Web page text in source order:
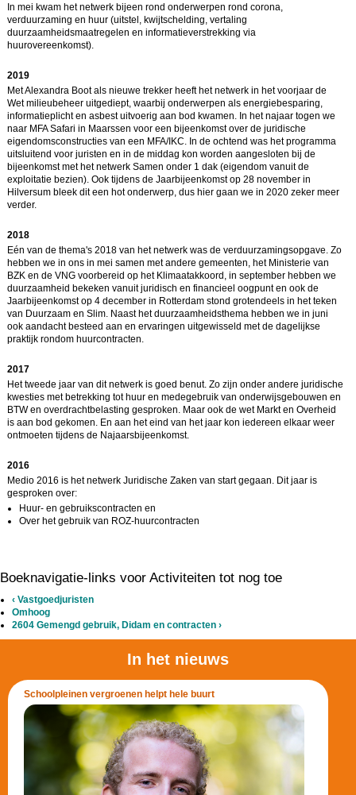
In mei kwam het netwerk bijeen rond onderwerpen rond corona,
verduurzaming en huur (uitstel, kwijtschelding, vertaling
duurzaamheidsmaatregelen en informatieverstrekking via
huurovereenkomst).
2019
Met Alexandra Boot als nieuwe trekker heeft het netwerk in het voorjaar de
Wet milieubeheer uitgediept, waarbij onderwerpen als energiebesparing,
informatieplicht en asbest uitvoerig aan bod kwamen. In het najaar togen we
naar MFA Safari in Maarssen voor een bijeenkomst over de juridische
eigendomsconstructies van een MFA/IKC. In de ochtend was het programma
uitsluitend voor juristen en in de middag kon worden aangesloten bij de
bijeenkomst met het netwerk Samen onder 1 dak (eigendom vanuit de
exploitatie bezien). Ook tijdens de Jaarbijeenkomst op 28 november in
Hilversum bleek dit een hot onderwerp, dus hier gaan we in 2020 zeker meer
verder.
2018
Eén van de thema's 2018 van het netwerk was de verduurzamingsopgave. Zo
hebben we in ons in mei samen met andere gemeenten, het Ministerie van
BZK en de VNG voorbereid op het Klimaatakkoord, in september hebben we
duurzaamheid bekeken vanuit juridisch en financieel oogpunt en ook de
Jaarbijeenkomst op 4 december in Rotterdam stond grotendeels in het teken
van Duurzaam en Slim. Naast het duurzaamheidsthema hebben we in juni
ook aandacht besteed aan en ervaringen uitgewisseld met de dagelijkse
praktijk rondom huurcontracten.
2017
Het tweede jaar van dit netwerk is goed benut. Zo zijn onder andere juridische
kwesties met betrekking tot huur en medegebruik van onderwijsgebouwen en
BTW en overdrachtbelasting gesproken. Maar ook de wet Markt en Overheid
is aan bod gekomen. En aan het eind van het jaar kon iedereen elkaar weer
ontmoeten tijdens de Najaarsbijeenkomst.
2016
Medio 2016 is het netwerk Juridische Zaken van start gegaan. Dit jaar is
gesproken over:
Huur- en gebruikscontracten en
Over het gebruik van ROZ-huurcontracten
Boeknavigatie-links voor Activiteiten tot nog toe
‹ Vastgoedjuristen
Omhoog
2604 Gemengd gebruik, Didam en contracten ›
In het nieuws
Schoolpleinen vergroenen helpt hele buurt